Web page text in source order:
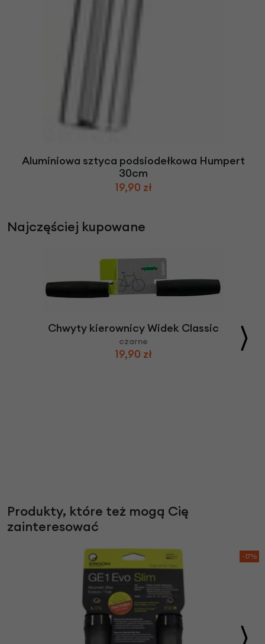
Aluminiowa sztyca podsiodełkowa Humpert
30cm
19,90 zł
Najczęściej kupowane
Chwyty kierownicy Widek Classic
czarne
19,90 zł
Produkty, które też mogą Cię
zainteresować
-17%